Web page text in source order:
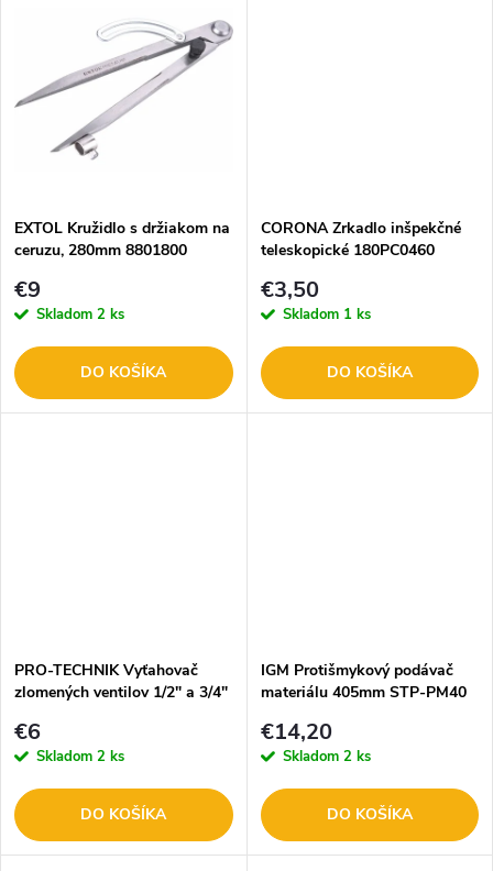
u
o
v
k
o
v
EXTOL Kružidlo s držiakom na
ceruzu, 280mm 8801800
€9
Skladom 2 ks
DO KOŠÍKA
CORONA Zrkadlo inšpekčné
teleskopické 180PC0460
€3,50
Skladom 1 ks
DO KOŠÍKA
PRO-TECHNIK Vyťahovač
zlomených ventilov 1/2" a 3/4"
€6
Skladom 2 ks
DO KOŠÍKA
IGM Protišmykový podávač
materiálu 405mm STP-PM40
€14,20
Skladom 2 ks
DO KOŠÍKA